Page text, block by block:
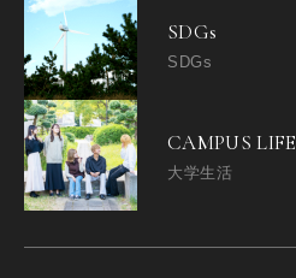
SDGs
SDGs
CAMPUS LIFE
大学生活